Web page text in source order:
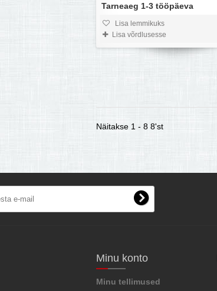
Tarneaeg 1-3 tööpäeva
Lisa lemmikuks
Lisa võrdlusesse
Näitakse 1 - 8 8'st
Minu konto
Minu tellimused